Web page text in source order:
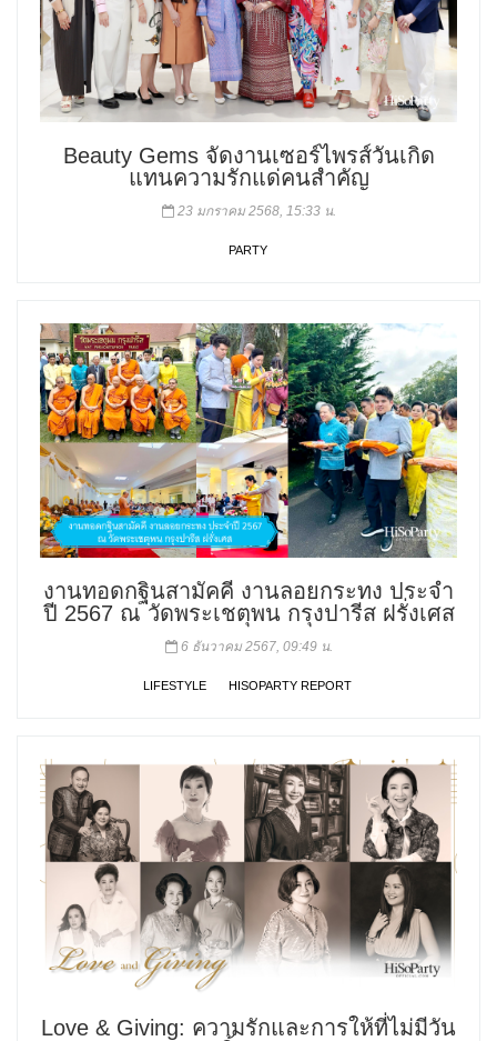
Beauty Gems จัดงานเซอร์ไพรส์วันเกิด
แทนความรักแด่คนสำคัญ
23 มกราคม 2568, 15:33 น.
PARTY
งานทอดกฐินสามัคคี งานลอยกระทง ประจำ
ปี 2567 ณ วัดพระเชตุพน กรุงปารีส ฝรั่งเศส
6 ธันวาคม 2567, 09:49 น.
LIFESTYLE HISOPARTY REPORT
Love & Giving: ความรักและการให้ที่ไม่มีวัน